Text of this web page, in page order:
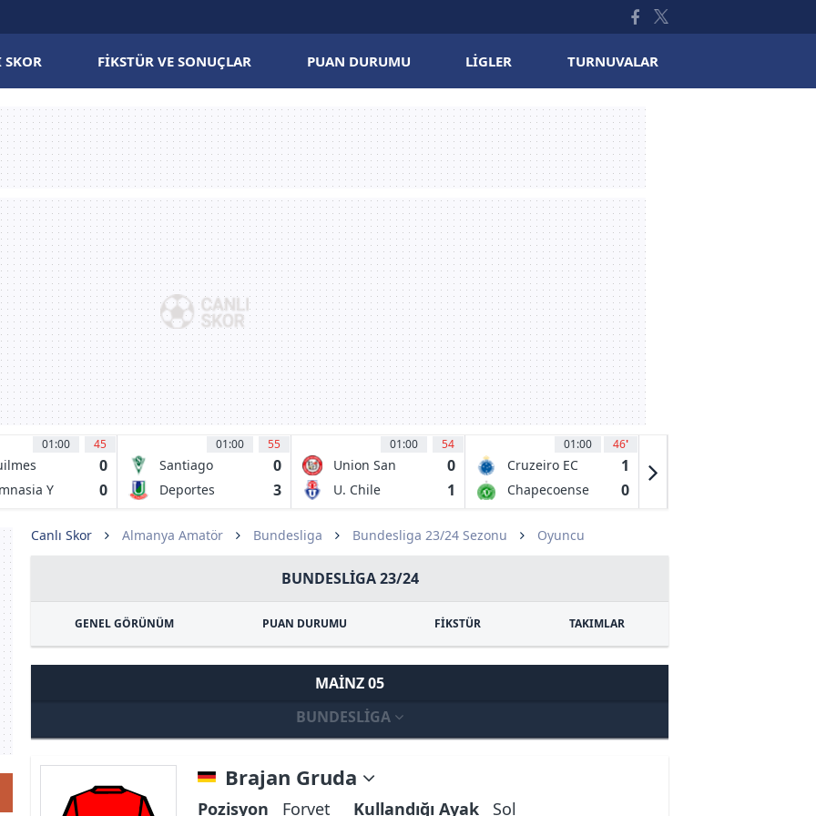
SKOR FIKSTÜR VE SONUÇLAR PUAN DURUMU LIGLER TURNUVALAR
01:00 45
Club
0
Y
0
01:00 55
Santiago
Wanderers
0
Deportes
Calera
3
01:00 54
Union San
Felipe
0
U. Chile 1
01:00 46'
Cruzeiro EC
MG
1
Chapecoense
0
Canlı Skor Almanya Amatör Bundesliga Bundesliga 23/24 Sezonu Oyuncu
BUNDESLIGA 23/24
GENEL GÖRÜNÜM PUAN DURUMU FİKSTÜR TAKIMLAR
MAINZ 05
BUNDESLIGA
Brajan Gruda
Pozisyon Forvet Kullandığı Ayak Sol